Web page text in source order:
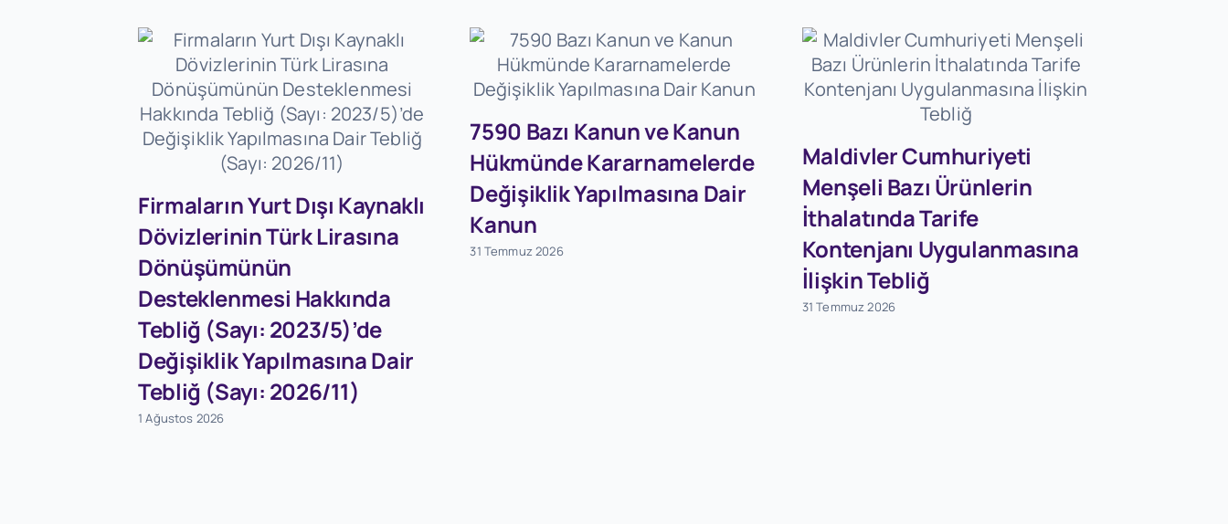
Firmaların Yurt Dışı Kaynaklı
Dövizlerinin Türk Lirasına
Dönüşümünün
Desteklenmesi Hakkında
Tebliğ (Sayı: 2023/5)’de
Değişiklik Yapılmasına Dair
Tebliğ (Sayı: 2026/11)
1 Ağustos 2026
7590 Bazı Kanun ve Kanun
Hükmünde Kararnamelerde
Değişiklik Yapılmasına Dair
Kanun
31 Temmuz 2026
Maldivler Cumhuriyeti
Menşeli Bazı Ürünlerin
İthalatında Tarife
Kontenjanı Uygulanmasına
İlişkin Tebliğ
31 Temmuz 2026